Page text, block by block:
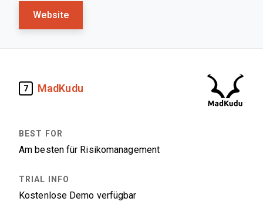
Website
7 MadKudu
Am besten für Risikomanagement
Kostenlose Demo verfügbar